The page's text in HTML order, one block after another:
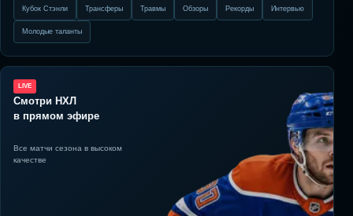
Кубок Стэнли Трансферы Травмы Обзоры Рекорды Интервью
Молодые таланты
LIVE
Смотри НХЛ
в прямом эфире
Все матчи сезона в высоком
качестве